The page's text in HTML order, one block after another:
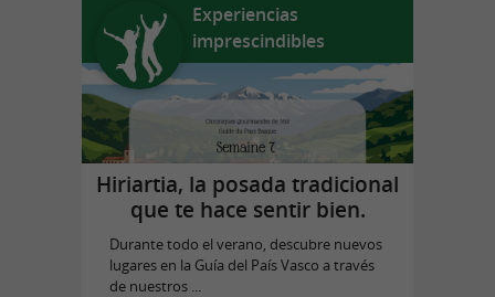
Experiencias
imprescindibles
Hiriartia, la posada tradicional
que te hace sentir bien.
Durante todo el verano, descubre nuevos
lugares en la Guía del País Vasco a través
de nuestros ...